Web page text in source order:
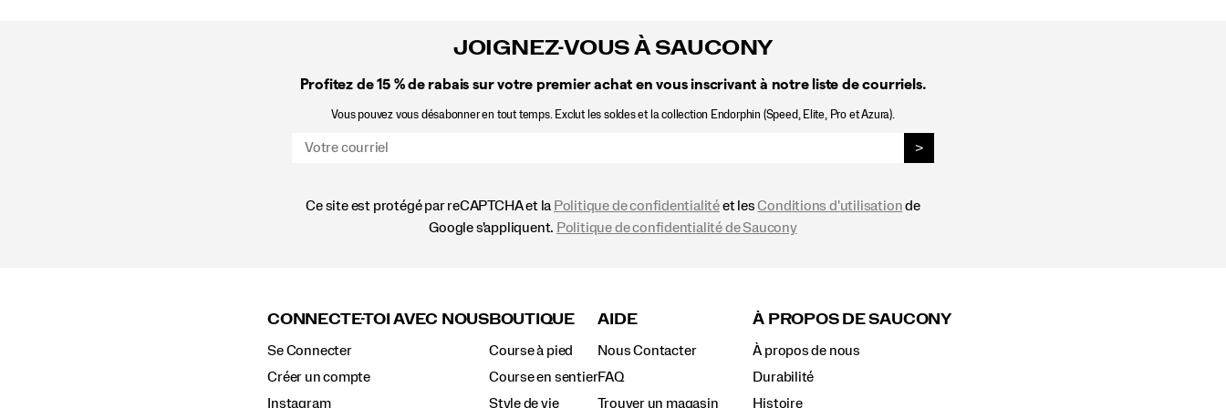
JOIGNEZ-VOUS À SAUCONY
Profitez de 15 %de rabais sur votre premier achat en vous inscrivant à notre liste de courriels.
Vous pouvez vous désabonner en tout temps. Exclut les soldes et la collection Endorphin (Speed, Elite, Pro et Azura).
>
Ce site est protégé par reCAPTCHA et la Politique de confidentialitéet lesConditions d'utilisationde
Google s'appliquent. Politique de confidentialité de Saucony
CONNECTE-TOI AVEC NOUS
Se Connecter
Créer un compte
Instagram
BOUTIQUE
Course à pied
Course en sentier
Style de vie
AIDE
Nous Contacter
FAQ
Trouver un magasin
À PROPOS DE SAUCONY
À propos de nous
Durabilité
Histoire